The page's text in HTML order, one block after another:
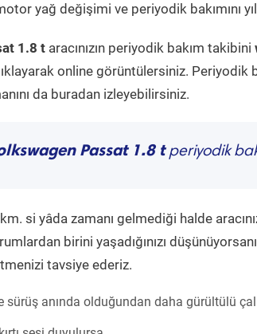
motor yağ değişimi ve periyodik bakımını
1.8 t aracınızın periyodik bakım takibini
online görüntülersiniz. Periyodik
da buradan izleyebilirsiniz.
Passat 1.8 tperiyodik
si yâda zamanı gelmediği halde
birini yaşadığınızı
tavsiye ederiz.
sürüş anında olduğundan daha gürültülü